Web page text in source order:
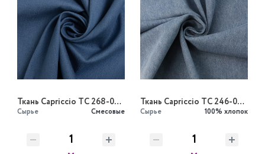
Ткань Capriccio TC 268-03/150 255gr джинс стрейч
Сырье Смесовые
Ткань Capriccio TC 246-03/150 310gr джинс
Сырье 100% хлопок